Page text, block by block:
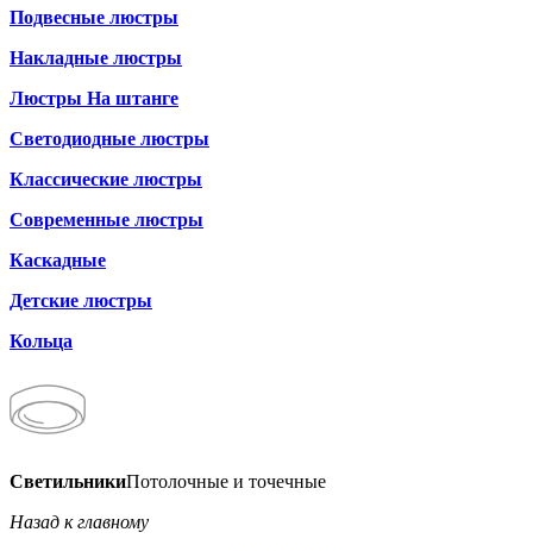
Подвесные люстры
Накладные люстры
Люстры На штанге
Светодиодные люстры
Классические люстры
Современные люстры
Каскадные
Детские люстры
Кольца
СветильникиПотолочные и точечные
Назад к главному